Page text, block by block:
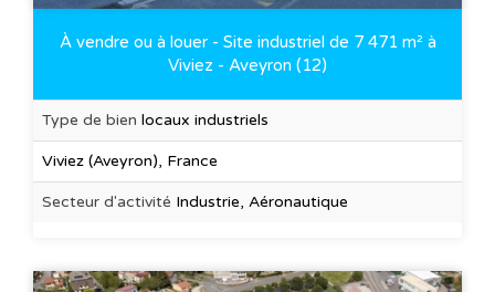
À vendre ou à louer - Site industriel de 7 471 m² à
Viviez - Aveyron (12)
Type de bien locaux industriels
Viviez (Aveyron), France
Secteur d'activité Industrie, Aéronautique